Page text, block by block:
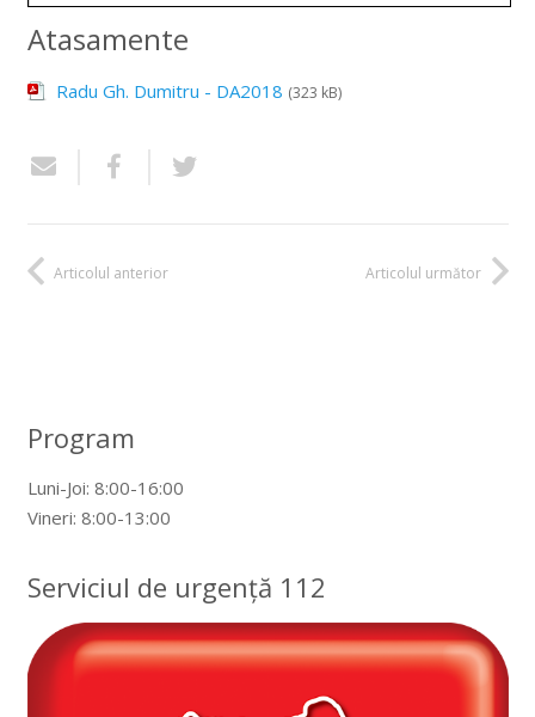
Atasamente
Radu Gh. Dumitru - DA2018 (323 kB)
Articolul anterior Articolul următor
Program
Luni-Joi: 8:00-16:00
Vineri: 8:00-13:00
Serviciul de urgență 112